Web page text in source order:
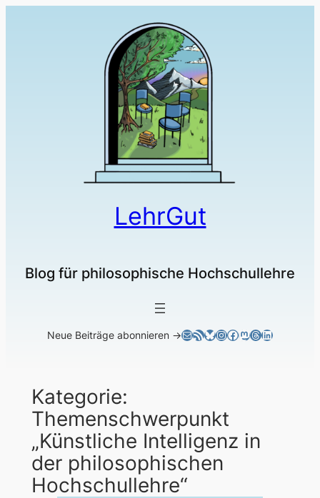
LehrGut
Blog für philosophische Hochschullehre
Neue Beiträge abonnieren →E-MailRSS-FeedBluesky
Instagram
Facebook
Mastodon
Threads
LinkedIn
Kategorie:
Themenschwerpunkt
„Künstliche Intelligenz in
der philosophischen
Hochschullehre“